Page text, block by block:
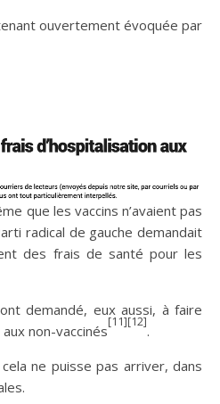
ouvertement évoquée par
que les vaccins n’avaient pas
radical de gauche demandait
des frais de santé pour les
demandé, eux aussi, à faire
non-vaccinés
[11][12]
.
ne puisse pas arriver, dans